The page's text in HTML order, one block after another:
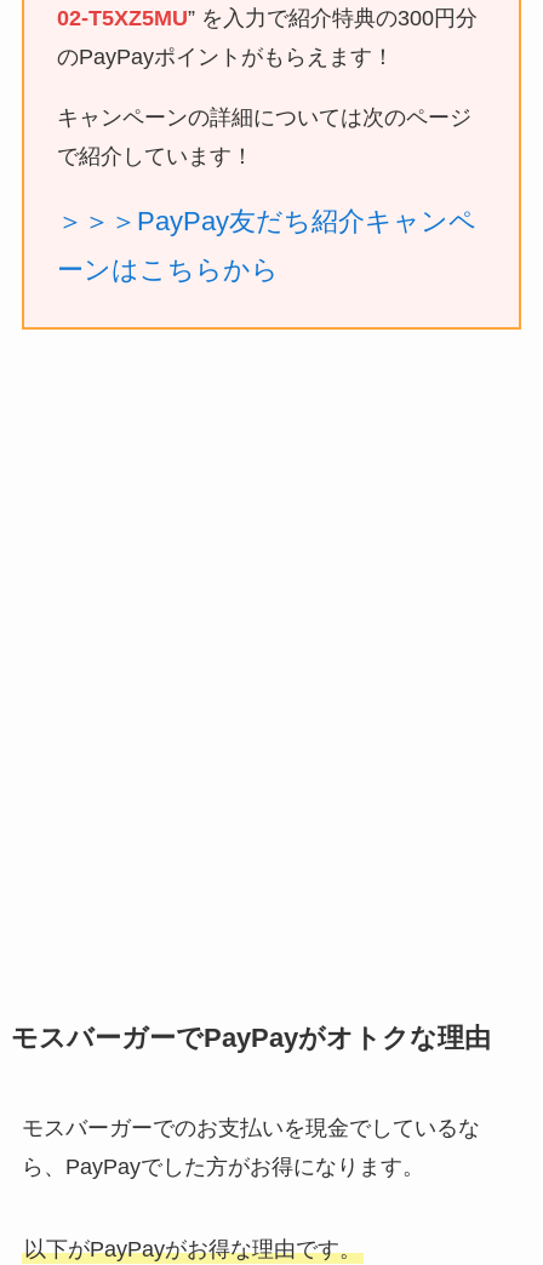
02-T5XZ5MU” を入力で紹介特典の300円分
のPayPayポイントがもらえます！
キャンペーンの詳細については次のページ
で紹介しています！
＞＞＞PayPay友だち紹介キャンペ
ーンはこちらから
モスバーガーでPayPayがオトクな理由
モスバーガーでのお支払いを現金でしているな
ら、PayPayでした方がお得になります。
以下がPayPayがお得な理由です。